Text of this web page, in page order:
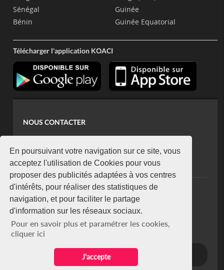
En poursuivant votre navigation sur ce site, vous
acceptez l'utilisation de Cookies pour vous
proposer des publicités adaptées à vos centres
d'intérêts, pour réaliser des statistiques de
navigation, et pour faciliter le partage
d'information sur les réseaux sociaux.
Pour en savoir plus et paramétrer les cookies,
cliquer ici
J'accepte
Sénégal
Bénin
Guinée
Guinée Equatorial
Télécharger l'application KOACI
NOUS CONTACTER
koaci@yahoo.fr
+225 07 08 85 52 93
NEWSLETTER
Restez connecté via notre newsletter
S'abonner
Se désabonner